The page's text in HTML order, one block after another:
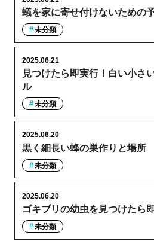
蟻を家に寄せ付けないための
未分類
見つけたら即実行！白い小さ
ル
2025.06.21
未分類
黒く細長い蜂の巣作りと場所
2025.06.20
未分類
ゴキブリの幼虫を見つけたら
2025.06.20
未分類